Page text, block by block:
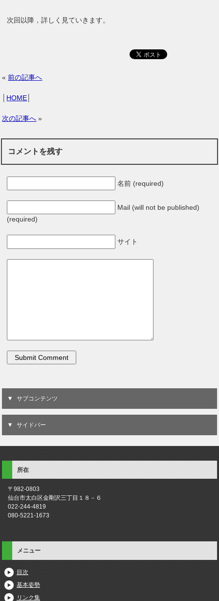
次回以降，詳しく見ていきます。
«前の記事へ
HOME
次の記事へ »
コメントを残す
名前 (required)
Mail (will not be published)
(required)
サイト
サブコンテンツ
サイドバー
所在
〒982-0803
仙台市太白区金剛沢三丁目１８－６
022-244-4819
080-5221-1673
メニュー
目次
基本姿勢
リンク集